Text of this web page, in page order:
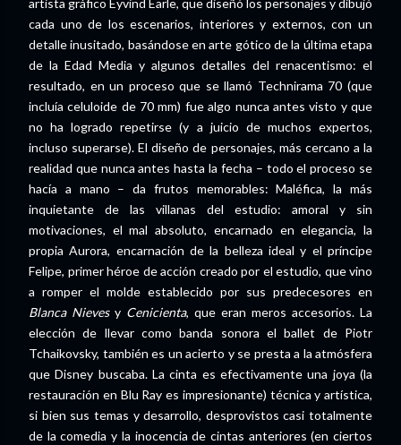
artista gráfico Eyvind Earle, que diseñó los personajes y dibujó
cada uno de los escenarios, interiores y externos, con un
detalle inusitado, basándose en arte gótico de la última etapa
de la Edad Media y algunos detalles del renacentismo: el
resultado, en un proceso que se llamó Technirama 70 (que
incluía celuloide de 70 mm) fue algo nunca antes visto y que
no ha logrado repetirse (y a juicio de muchos expertos,
incluso superarse). El diseño de personajes, más cercano a la
realidad que nunca antes hasta la fecha – todo el proceso se
hacía a mano – da frutos memorables: Maléfica, la más
inquietante de las villanas del estudio: amoral y sin
motivaciones, el mal absoluto, encarnado en elegancia, la
propia Aurora, encarnación de la belleza ideal y el príncipe
Felipe, primer héroe de acción creado por el estudio, que vino
a romper el molde establecido por sus predecesores en
Blanca Nievesy Cenicienta, que eran meros accesorios. La
elección de llevar como banda sonora el ballet de Piotr
Tchaikovsky, también es un acierto y se presta a la atmósfera
que Disney buscaba. La cinta es efectivamente una joya (la
restauración en Blu Ray es impresionante) técnica y artística,
si bien sus temas y desarrollo, desprovistos casi totalmente
de la comedia y la inocencia de cintas anteriores (en ciertos